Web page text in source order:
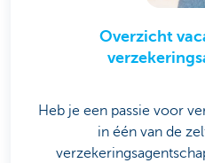
Overzicht
Heb je een passie voor
in één van de